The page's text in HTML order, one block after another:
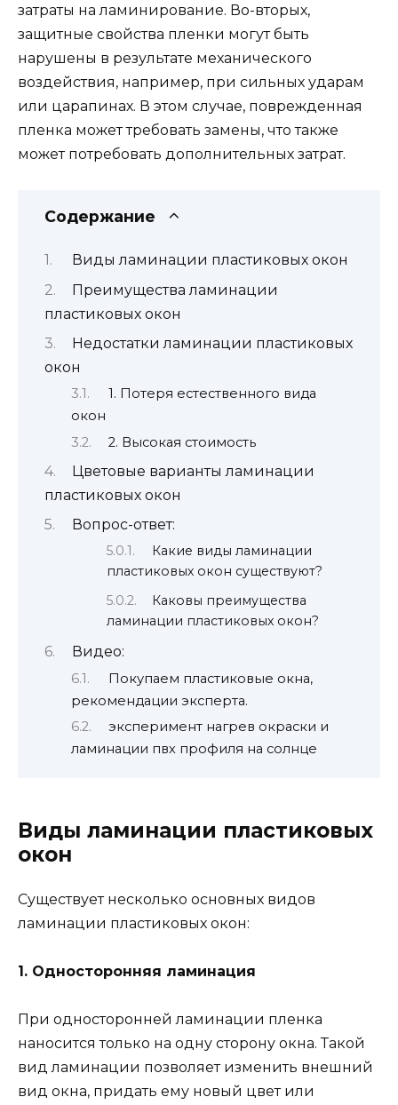
затраты на ламинирование. Во-вторых,
защитные свойства пленки могут быть
нарушены в результате механического
воздействия, например, при сильных ударам
или царапинах. В этом случае, поврежденная
пленка может требовать замены, что также
может потребовать дополнительных затрат.
Содержание
Виды ламинации пластиковых окон
Преимущества ламинации
пластиковых окон
Недостатки ламинации пластиковых
окон
1. Потеря естественного вида
окон
2. Высокая стоимость
Цветовые варианты ламинации
пластиковых окон
Вопрос-ответ:
Какие виды ламинации
пластиковых окон существуют?
Каковы преимущества
ламинации пластиковых окон?
Видео:
Покупаем пластиковые окна,
рекомендации эксперта.
эксперимент нагрев окраски и
ламинации пвх профиля на солнце
Виды ламинации пластиковых
окон
Существует несколько основных видов
ламинации пластиковых окон:
1. Односторонняя ламинация
При односторонней ламинации пленка
наносится только на одну сторону окна. Такой
вид ламинации позволяет изменить внешний
вид окна, придать ему новый цвет или